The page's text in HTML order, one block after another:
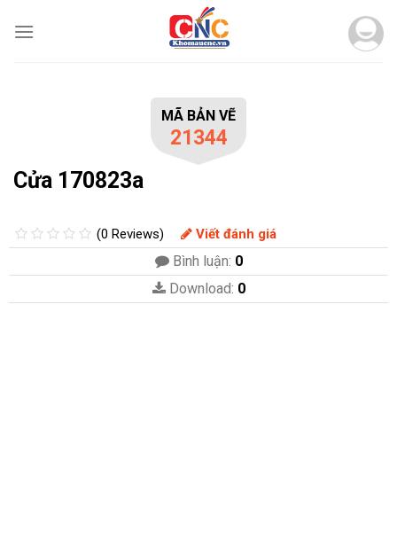
MÃ BẢN VẼ
21344
Cửa 170823a
(0 Reviews) Viết đánh giá
Bình luận: 0
Download: 0